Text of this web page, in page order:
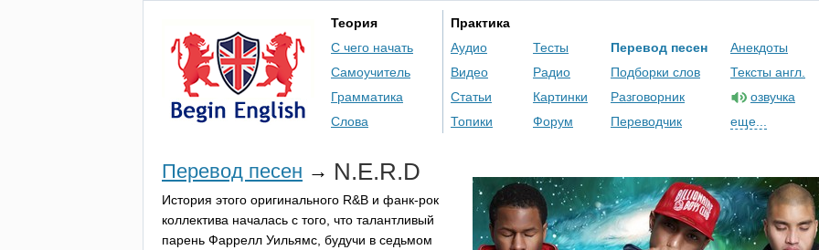
Теория
С чего начать
Самоучитель
Грамматика
Слова
Практика
Аудио
Видео
Статьи
Топики
Тесты
Радио
Картинки
Форум
Перевод песен
Подборки слов
Разговорник
Переводчик
Анекдоты
Тексты англ.
озвучка
еще...
Перевод песен → N.E.R.D
История этого оригинального R&B и фанк-рок
коллектива началась с того, что талантливый
парень Фаррелл Уильямс, будучи в седьмом